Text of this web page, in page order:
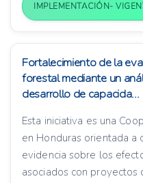
IMPLEMENTACIÓN-
Fortalecimiento de la
forestal mediante un
desarrollo de capacida...
Esta iniciativa es una
en Honduras orientada a
evidencia sobre los
asociados con proyectos